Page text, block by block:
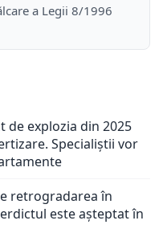
a Legii 8/1996
de explozia din 2025
Specialiștii vor
retrogradarea în
este așteptat în